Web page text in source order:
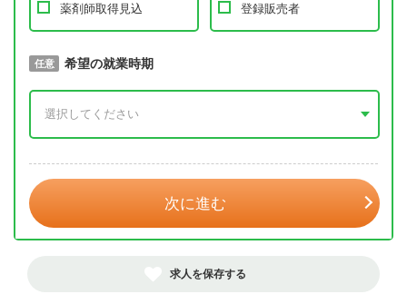
薬剤師取得見込 登録販売者
必須 取得予定年
任意 希望の就業時期
次に進む
求人を保存する